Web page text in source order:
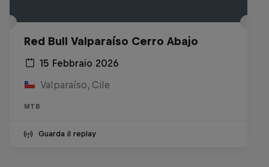
Red Bull Valparaíso Cerro Abajo
15 Febbraio 2026
Valparaíso, Cile
MTB
Guarda il replay